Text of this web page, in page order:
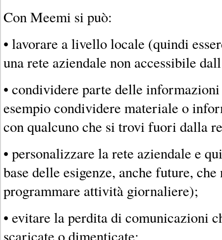
Con Meemi si può:
• lavorare a livello locale (quindi
una rete aziendale non accessibile
• condividere parte delle
esempio condividere materiale o
con qualcuno che si trovi fuori dalla
• personalizzare la rete aziendale e
base delle esigenze, anche future,
programmare attività giornaliere);
• evitare la perdita di comunicazioni
scaricate o dimenticate;